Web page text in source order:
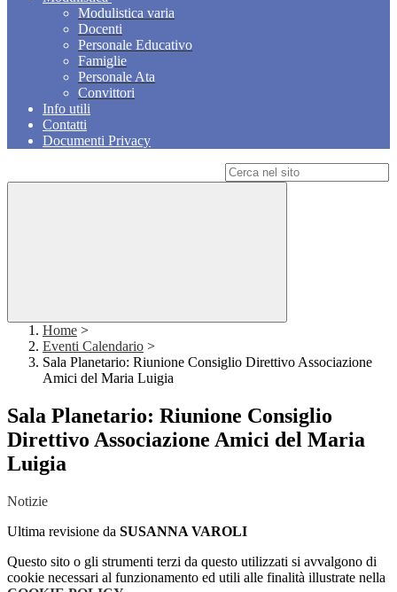
Modulistica varia
Docenti
Personale Educativo
Famiglie
Personale Ata
Convittori
Info utili
Contatti
Documenti Privacy
Home >
Eventi Calendario >
Sala Planetario: Riunione Consiglio Direttivo Associazione
Amici del Maria Luigia
Sala Planetario: Riunione Consiglio
Direttivo Associazione Amici del Maria
Luigia
Notizie
Ultima revisione da SUSANNA VAROLI
Questo sito o gli strumenti terzi da questo utilizzati si avvalgono di
cookie necessari al funzionamento ed utili alle finalità illustrate nella